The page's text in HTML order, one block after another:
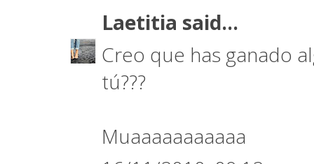
Laetitia said...
Creo que has ganado
tú???
Muaaaaaaaaaaa